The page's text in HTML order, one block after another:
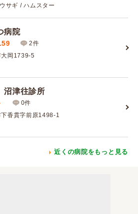
サギ / ハムスター
病院
2件
大岡1739-5
津往診所
0件
香貫字前原1498-1
近くの病院をもっと見る